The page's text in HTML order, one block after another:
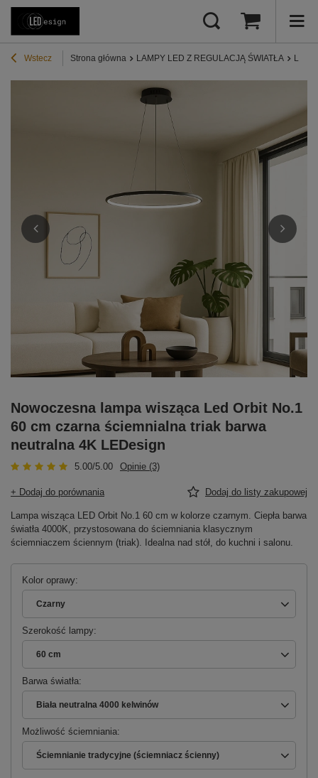
Wstecz Strona główna LAMPY LED Z REGULACJĄ ŚWIATŁA
Nowoczesna lampa wisząca Led Orbit No.1
60 cm czarna ściemnialna triak barwa
neutralna 4K LEDesign
5.00/5.00 Opinie (3)
+ Dodaj do porównania Dodaj do listy zakupowej
Lampa wisząca LED Orbit No.1 60 cm w kolorze czarnym. Ciepła barwa
światła 4000K, przystosowana do ściemniania klasycznym
ściemniaczem ściennym (triak). Idealna nad stół, do kuchni i salonu.
Kolor oprawy
Czarny
Szerokość lampy
60 cm
Barwa światła
Biała neutralna 4000 kelwinów
Możliwość ściemniania
Ściemnianie tradycyjne (ściemniacz ścienny)